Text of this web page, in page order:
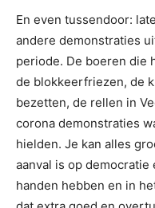
En even tussendoor:
andere demonstraties
periode. De boeren die
de blokkeerfriezen, de
bezetten, de rellen in
corona demonstraties
hielden. Je kan alles
aanval is op democratie
handen hebben en in